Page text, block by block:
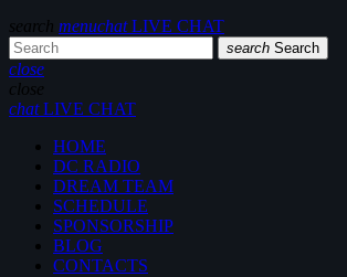
search menuchatLIVE CHAT
search Search
close
close
chatLIVE CHAT
HOME
DC RADIO
DREAM TEAM
SCHEDULE
SPONSORSHIP
BLOG
CONTACTS